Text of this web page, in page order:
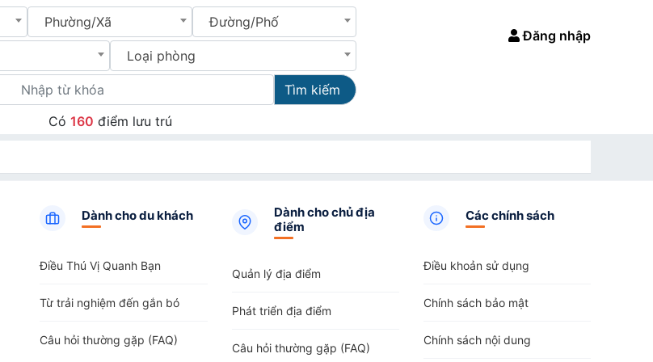
Phường/Xã Đường/Phố
Loại phòng
Tìm kiếm
Đăng nhập
Có 160 điểm lưu trú
Dành cho du khách
Điều Thú Vị Quanh Bạn
Từ trải nghiệm đến gắn bó
Câu hỏi thường gặp (FAQ)
Dành cho chủ địa
điểm
Quản lý địa điểm
Phát triển địa điểm
Câu hỏi thường gặp (FAQ)
Các chính sách
Điều khoản sử dụng
Chính sách bảo mật
Chính sách nội dung